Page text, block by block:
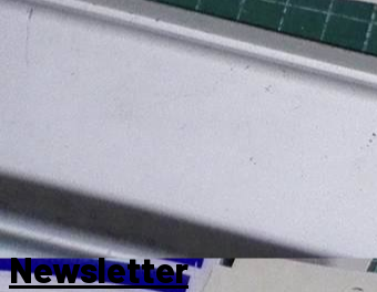
Newsletter